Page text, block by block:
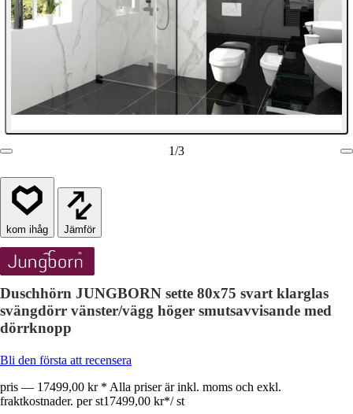
1/3
Jämför
Duschhörn JUNGBORN sette 80x75 svart klarglas
svängdörr vänster/vägg höger smutsavvisande med
dörrknopp
Bli den första att recensera
pris — 17499,00 kr * Alla priser är inkl. moms och exkl.
fraktkostnader. per st17499,00 kr*/ st